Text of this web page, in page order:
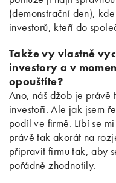
(demonstrační den),
investorů, kteří do
Takže vy vlastně
investory a v
opouštíte?
Ano, náš džob je právě
investoři. Ale jak jsem
podíl ve firmě. Líbí se
právě tak akorát na
připravit firmu tak, aby
pořádně zhodnotily.